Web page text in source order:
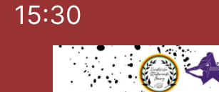
für
wählen.
15:30